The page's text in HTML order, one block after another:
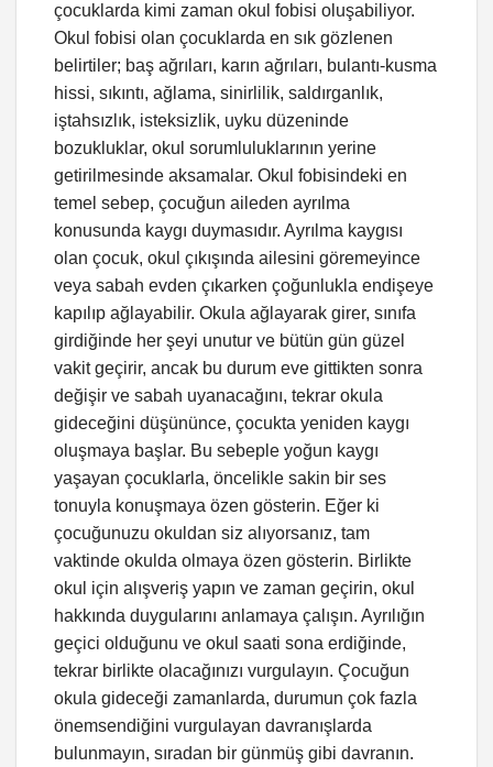
çocuklarda kimi zaman okul fobisi oluşabiliyor.
Okul fobisi olan çocuklarda en sık gözlenen
belirtiler; baş ağrıları, karın ağrıları, bulantı-kusma
hissi, sıkıntı, ağlama, sinirlilik, saldırganlık,
iştahsızlık, isteksizlik, uyku düzeninde
bozukluklar, okul sorumluluklarının yerine
getirilmesinde aksamalar. Okul fobisindeki en
temel sebep, çocuğun aileden ayrılma
konusunda kaygı duymasıdır. Ayrılma kaygısı
olan çocuk, okul çıkışında ailesini göremeyince
veya sabah evden çıkarken çoğunlukla endişeye
kapılıp ağlayabilir. Okula ağlayarak girer, sınıfa
girdiğinde her şeyi unutur ve bütün gün güzel
vakit geçirir, ancak bu durum eve gittikten sonra
değişir ve sabah uyanacağını, tekrar okula
gideceğini düşününce, çocukta yeniden kaygı
oluşmaya başlar. Bu sebeple yoğun kaygı
yaşayan çocuklarla, öncelikle sakin bir ses
tonuyla konuşmaya özen gösterin. Eğer ki
çocuğunuzu okuldan siz alıyorsanız, tam
vaktinde okulda olmaya özen gösterin. Birlikte
okul için alışveriş yapın ve zaman geçirin, okul
hakkında duygularını anlamaya çalışın. Ayrılığın
geçici olduğunu ve okul saati sona erdiğinde,
tekrar birlikte olacağınızı vurgulayın. Çocuğun
okula gideceği zamanlarda, durumun çok fazla
önemsendiğini vurgulayan davranışlarda
bulunmayın, sıradan bir günmüş gibi davranın.